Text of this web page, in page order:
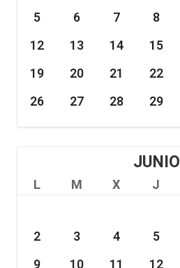
5
6 7 8
12
13 14 15
19
20 21 22
26
27 28 29
JUNIO
L M X J
2
3 4 5